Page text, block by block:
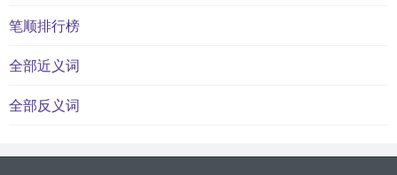
笔顺排行榜
全部近义词
全部反义词